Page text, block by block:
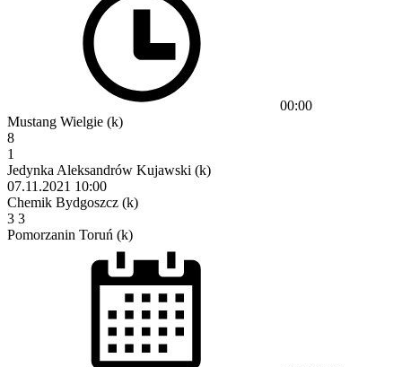
00:00
Mustang Wielgie (k)
8
1
Jedynka Aleksandrów Kujawski (k)
07.11.2021 10:00
Chemik Bydgoszcz (k)
3 3
Pomorzanin Toruń (k)